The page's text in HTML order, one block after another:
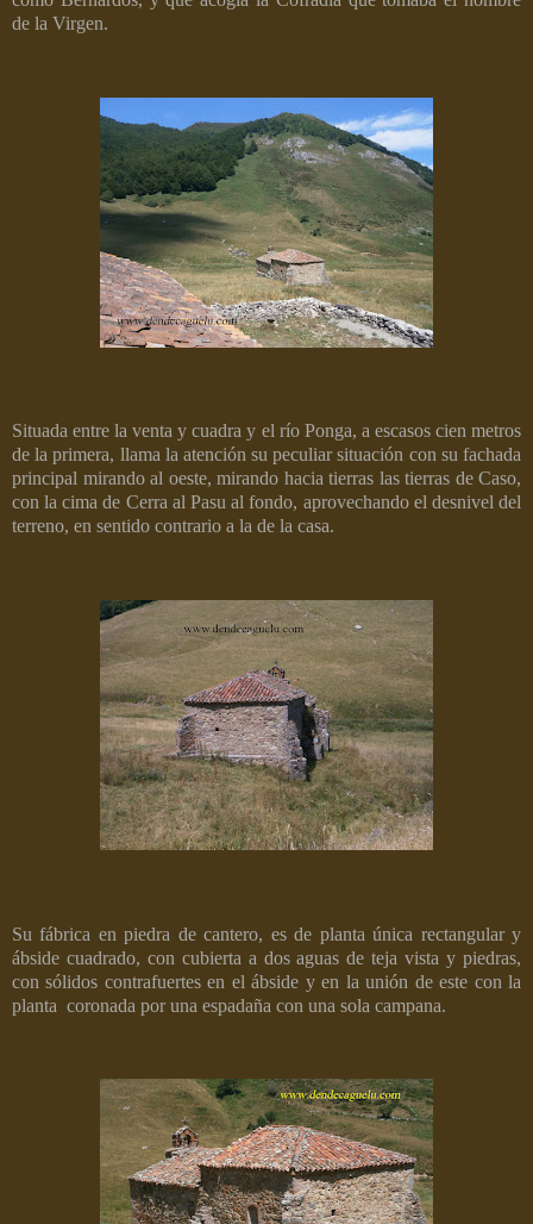
de la Virgen.
Situada entre la venta y cuadra y el río Ponga, a escasos cien metros
de la primera, llama la atención su peculiar situación con su fachada
principal mirando al oeste, mirando hacia tierras las tierras de Caso,
con la cima de Cerra al Pasu al fondo, aprovechando el desnivel del
terreno, en sentido contrario a la de la casa.
Su fábrica en piedra de cantero, es de planta única rectangular y
ábside cuadrado, con cubierta a dos aguas de teja vista y piedras,
con sólidos contrafuertes en el ábside y en la unión de este con la
planta coronada por una espadaña con una sola campana.